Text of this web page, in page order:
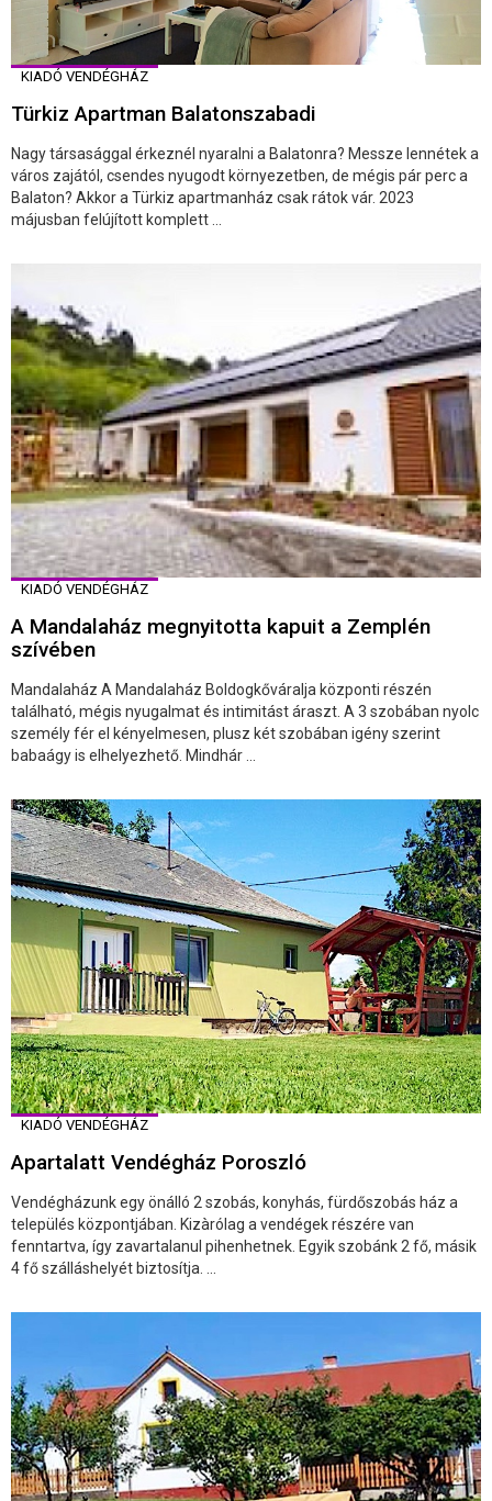
KIADÓ VENDÉGHÁZ
Türkiz Apartman Balatonszabadi
Nagy társasággal érkeznél nyaralni a Balatonra? Messze lennétek a
város zajától, csendes nyugodt környezetben, de mégis pár perc a
Balaton? Akkor a Türkiz apartmanház csak rátok vár. 2023
májusban felújított komplett ...
KIADÓ VENDÉGHÁZ
A Mandalaház megnyitotta kapuit a Zemplén
szívében
Mandalaház A Mandalaház Boldogkőváralja központi részén
található, mégis nyugalmat és intimitást áraszt. A 3 szobában nyolc
személy fér el kényelmesen, plusz két szobában igény szerint
babaágy is elhelyezhető. Mindhár ...
KIADÓ VENDÉGHÁZ
Apartalatt Vendégház Poroszló
Vendégházunk egy önálló 2 szobás, konyhás, fürdőszobás ház a
település központjában. Kizàrólag a vendégek részére van
fenntartva, így zavartalanul pihenhetnek. Egyik szobánk 2 fő, másik
4 fő szálláshelyét biztosítja. ...